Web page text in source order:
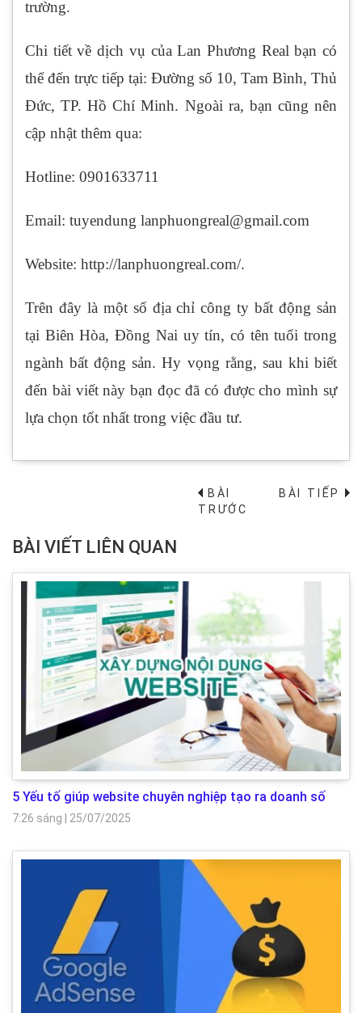
trường.
Chi tiết về dịch vụ của Lan Phương Real bạn có
thể đến trực tiếp tại: Đường số 10, Tam Bình, Thủ
Đức, TP. Hồ Chí Minh. Ngoài ra, bạn cũng nên
cập nhật thêm qua:
Hotline: 0901633711
Email: tuyendung lanphuongreal@gmail.com
Website: http://lanphuongreal.com/.
Trên đây là một số địa chỉ công ty bất động sản
tại Biên Hòa, Đồng Nai uy tín, có tên tuổi trong
ngành bất động sản. Hy vọng rằng, sau khi biết
đến bài viết này bạn đọc đã có được cho mình sự
lựa chọn tốt nhất trong việc đầu tư.
BÀI
TRƯỚC
BÀI TIẾP→
BÀI VIẾT LIÊN QUAN
5 Yếu tố giúp website chuyên nghiệp tạo ra doanh số
7:26 sáng 25/07/2025